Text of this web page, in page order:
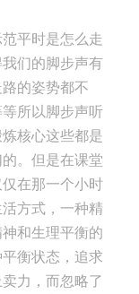
平时是怎么走
们的脚步声有
的姿势都不
所以脚步声听
核心这些都是
。但是在课堂
在那一个小时
方式，一种精
和生理平衡的
衡状态，追求
力，而忽略了